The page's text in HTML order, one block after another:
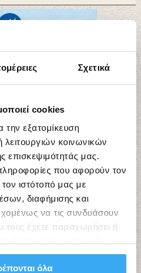
Σχετικά
cookies
την εξατομίκευση
κοινωνικών
επισκεψιμότητάς μας.
που αφορούν τον
ιστότοπό μας με
διαφήμισης και
να τις συνδυάσουν
τους έχετε παραχωρήσει ή
τους.
όλα